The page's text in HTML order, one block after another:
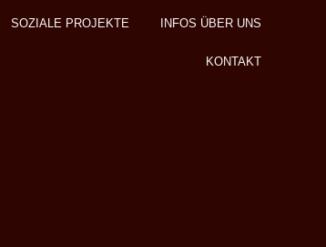
SOZIALE PROJEKTE INFOS ÜBER UNS
KONTAKT